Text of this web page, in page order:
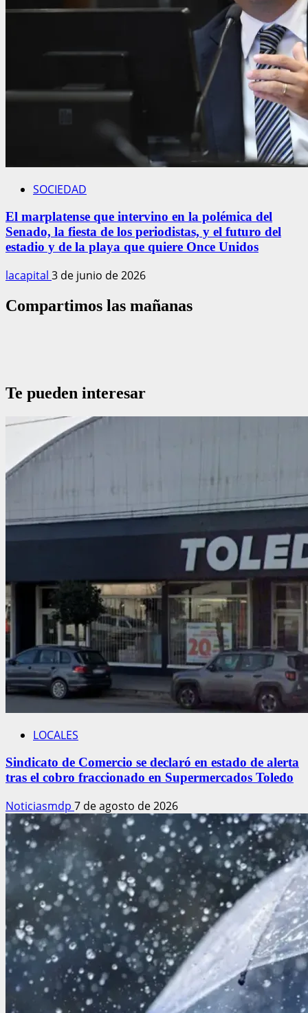
SOCIEDAD
El marplatense que intervino en la polémica del
Senado, la fiesta de los periodistas, y el futuro del
estadio y de la playa que quiere Once Unidos
lacapital 3 de junio de 2026
Compartimos las mañanas
Te pueden interesar
LOCALES
Sindicato de Comercio se declaró en estado de alerta
tras el cobro fraccionado en Supermercados Toledo
Noticiasmdp 7 de agosto de 2026